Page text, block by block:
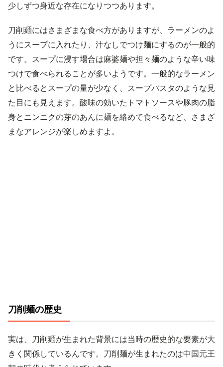
少しずつ身近な存在になりつつあります。
刀削麺にはさまざまな食べ方がありますが、ラーメンのよ
うにスープに入れたり、汁なしでつけ麺にするのが一般的
です。スープに浸す場合は麻婆麺や担々麺のような辛い味
つけで食べられることが多いようです。一般的なラーメン
と比べるとスープの量が少なく、スープパスタのような見
た目にも見えます。酸味の効いたトマトソースや豚肉の脂
身とニンニクの芽のあんに麺を絡めて食べるなど、さまざ
まなアレンジが楽しめますよ。
刀削麺の歴史
実は、刀削麺が生まれた背景には当時の歴史的な要素が大
きく関係しているんです。刀削麺が生まれたのは中国元王